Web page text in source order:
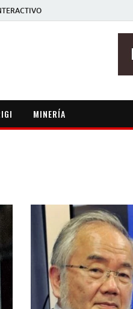
MINERÍA